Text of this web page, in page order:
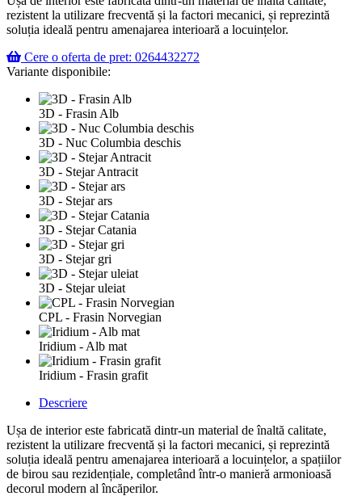
rezistent la utilizare frecventă și la factori mecanici, și reprezintă
soluția ideală pentru amenajarea interioară a locuințelor.
Cere o oferta de pret: 0264432272
Variante disponibile:
3D - Frasin Alb
3D - Nuc Columbia deschis
3D - Stejar Antracit
3D - Stejar ars
3D - Stejar Catania
3D - Stejar gri
3D - Stejar uleiat
CPL - Frasin Norvegian
Iridium - Alb mat
Iridium - Frasin grafit
Descriere
Ușa de interior este fabricată dintr-un material de înaltă calitate,
rezistent la utilizare frecventă și la factori mecanici, și reprezintă
soluția ideală pentru amenajarea interioară a locuințelor, a spațiilor
de birou sau rezidențiale, completând într-o manieră armonioasă
decorul modern al încăperilor.